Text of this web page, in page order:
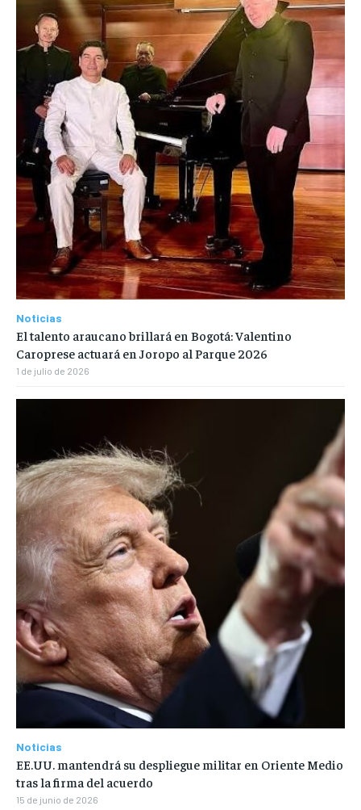
Noticias
El talento araucano brillará en Bogotá: Valentino
Caroprese actuará en Joropo al Parque 2026
1 de julio de 2026
Noticias
EE.UU. mantendrá su despliegue militar en Oriente Medio
tras la firma del acuerdo
15 de junio de 2026